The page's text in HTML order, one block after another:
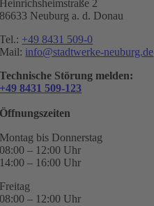
Heinrichsheimstraße 2
86633 Neuburg a. d. Donau
Tel.: +49 8431 509-0
Mail: info@stadtwerke-neuburg.de
Technische Störung melden:
+49 8431 509-123
Öffnungszeiten
Montag bis Donnerstag
08:00 – 12:00 Uhr
14:00 – 16:00 Uhr
Freitag
08:00 – 12:00 Uhr